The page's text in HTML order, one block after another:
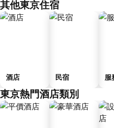
其他東京住宿
酒店 民宿 服
東京熱門酒店類別